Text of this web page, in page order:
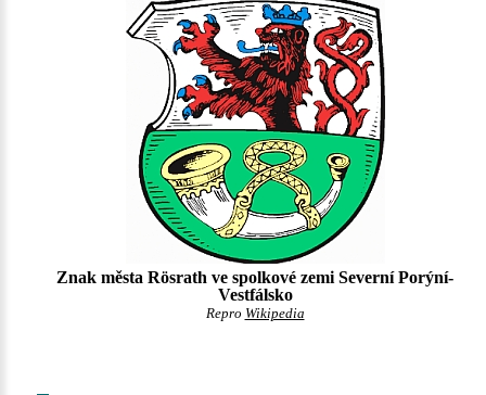
Znak města Rösrath ve spolkové zemi Severní Porýní-
Vestfálsko
Repro Wikipedia